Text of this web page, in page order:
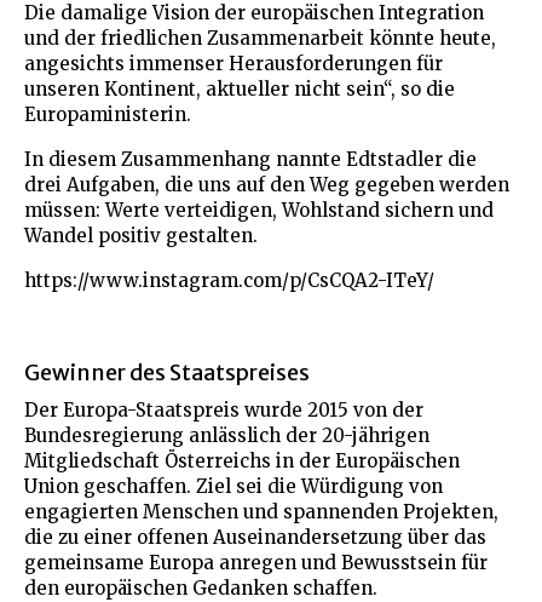
Die damalige Vision der europäischen Integration
und der friedlichen Zusammenarbeit könnte heute,
angesichts immenser Herausforderungen für
unseren Kontinent, aktueller nicht sein“, so die
Europaministerin.
In diesem Zusammenhang nannte Edtstadler die
drei Aufgaben, die uns auf den Weg gegeben werden
müssen: Werte verteidigen, Wohlstand sichern und
Wandel positiv gestalten.
https://www.instagram.com/p/CsCQA2-ITeY/
Gewinner des Staatspreises
Der Europa-Staatspreis wurde 2015 von der
Bundesregierung anlässlich der 20-jährigen
Mitgliedschaft Österreichs in der Europäischen
Union geschaffen. Ziel sei die Würdigung von
engagierten Menschen und spannenden Projekten,
die zu einer offenen Auseinandersetzung über das
gemeinsame Europa anregen und Bewusstsein für
den europäischen Gedanken schaffen.